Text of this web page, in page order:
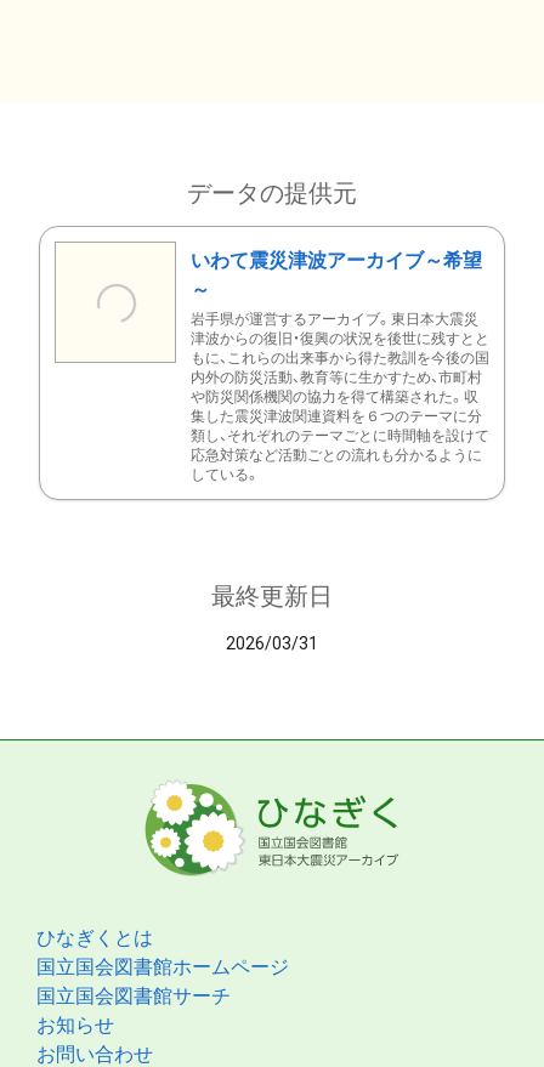
データの提供元
いわて震災津波アーカイブ～希望
～
岩手県が運営するアーカイブ。東日本大震災
津波からの復旧・復興の状況を後世に残すとと
もに、これらの出来事から得た教訓を今後の国
内外の防災活動、教育等に生かすため、市町村
や防災関係機関の協力を得て構築された。収
集した震災津波関連資料を６つのテーマに分
類し、それぞれのテーマごとに時間軸を設けて
応急対策など活動ごとの流れも分かるように
している。
最終更新日
2026/03/31
ひなぎくとは
国立国会図書館ホームページ
国立国会図書館サーチ
お知らせ
お問い合わせ